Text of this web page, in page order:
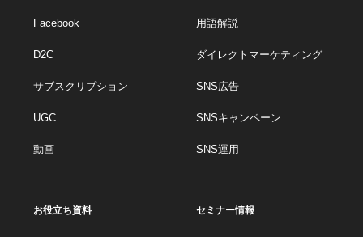
Facebook
D2C
サブスクリプション
UGC
動画
用語解説
ダイレクトマーケティング
SNS広告
SNSキャンペーン
SNS運用
お役立ち資料 セミナー情報